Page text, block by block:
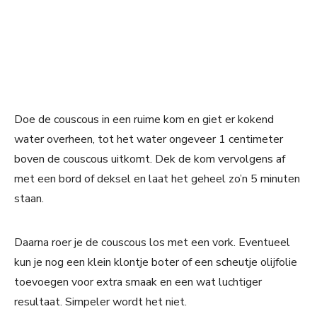
Doe de couscous in een ruime kom en giet er kokend
water overheen, tot het water ongeveer 1 centimeter
boven de couscous uitkomt. Dek de kom vervolgens af
met een bord of deksel en laat het geheel zo’n 5 minuten
staan.
Daarna roer je de couscous los met een vork. Eventueel
kun je nog een klein klontje boter of een scheutje olijfolie
toevoegen voor extra smaak en een wat luchtiger
resultaat. Simpeler wordt het niet.